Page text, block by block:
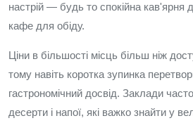
настрій — будь то спокійна кав'ярня
кафе для обіду.
Ціни в більшості місць більш ніж
тому навіть коротка зупинка
гастрономічний досвід. Заклади
десерти і напої, які важко знайти у